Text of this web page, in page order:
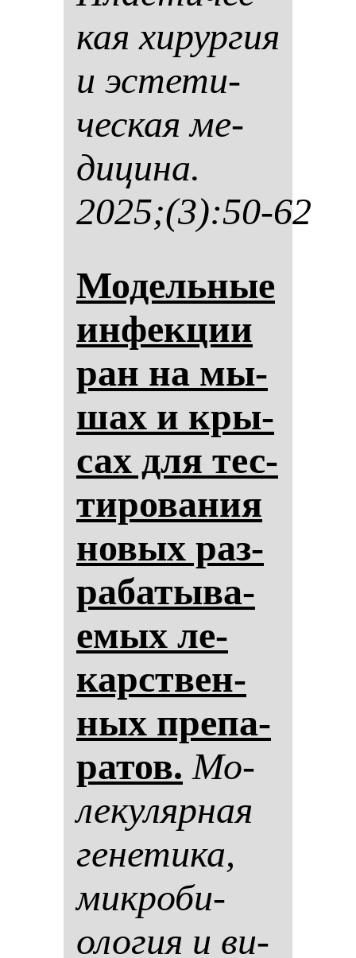
кая хи­рур­гия
и эс­те­ти­
чес­кая ме­
ди­ци­на.
2025;(3):50-62
Мо­дель­ные
ин­фек­ции
ран на мы­
шах и кры­
сах для тес­
ти­ро­ва­ния
но­вых раз­
ра­ба­ты­ва­
емых ле­
карствен­
ных пре­па­
ра­тов. Мо­
ле­ку­ляр­ная
ге­не­ти­ка,
мик­ро­би­
оло­гия и ви­